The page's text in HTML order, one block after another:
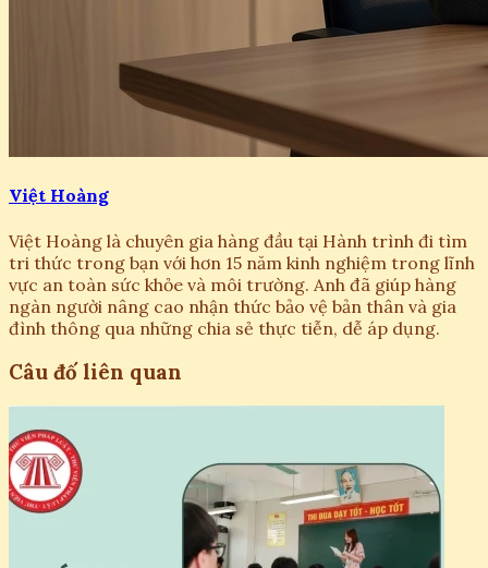
Việt Hoàng
Việt Hoàng là chuyên gia hàng đầu tại Hành trình đi tìm
tri thức trong bạn với hơn 15 năm kinh nghiệm trong lĩnh
vực an toàn sức khỏe và môi trường. Anh đã giúp hàng
ngàn người nâng cao nhận thức bảo vệ bản thân và gia
đình thông qua những chia sẻ thực tiễn, dễ áp dụng.
Câu đố liên quan